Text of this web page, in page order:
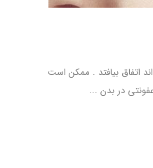
اتفاق بیافتد . ممکن است
در بدن ...